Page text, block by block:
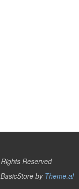
Reserved
by Theme.al